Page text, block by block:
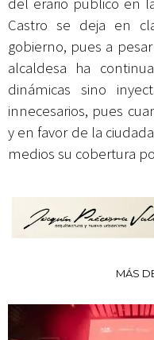
del erario público en
Castro se deja en
gobierno, pues a
alcaldesa ha
dinámicas sino
innecesarios, pues
y en favor de la
medios su cobertura
MÁS